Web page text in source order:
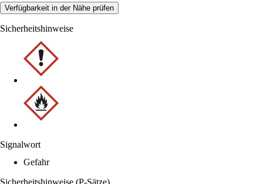
Verfügbarkeit in der Nähe prüfen
Sicherheitshinweise
Signalwort
Gefahr
Sicherheitshinweise (P-Sätze)